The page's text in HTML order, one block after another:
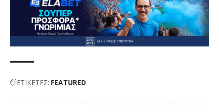
ΕΤΙΚΕΤΕΣ: FEATURED